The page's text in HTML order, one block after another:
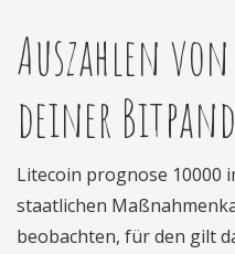
Auszahlen
deiner
Litecoin prognose 10000
staatlichen
beobachten, für den gilt